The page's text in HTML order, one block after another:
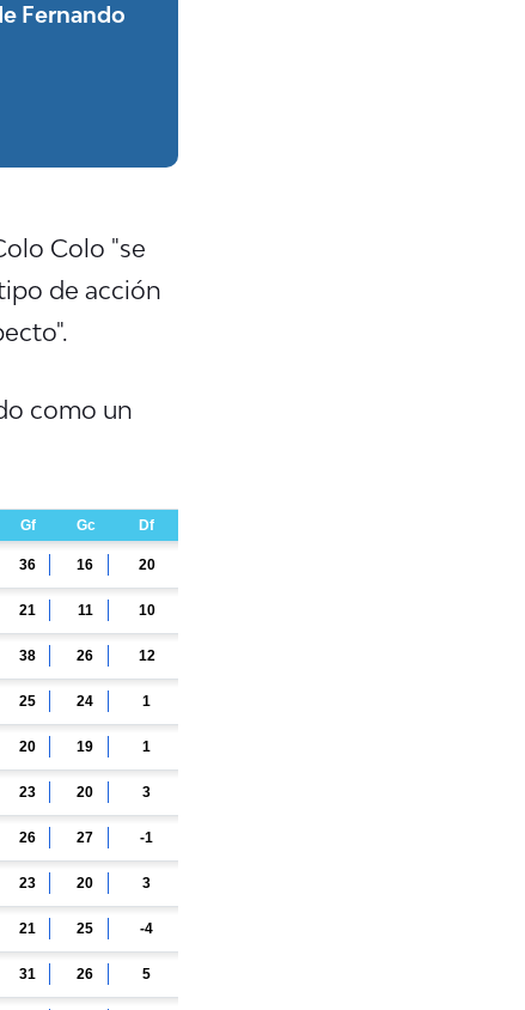
Fernando
Colo "se
de acción
como un